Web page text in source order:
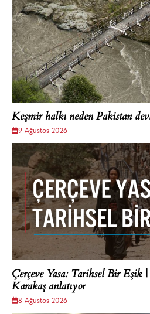
Keşmir halkı neden Pakistan
9 Ağustos 2026
Çerçeve Yasa: Tarihsel Bir Eşik
Karakaş anlatıyor
8 Ağustos 2026